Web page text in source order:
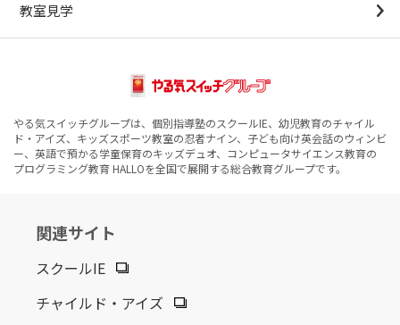
教室見学
やる気スイッチグループは、個別指導塾のスクールIE、幼児教育のチャイル
ド・アイズ、キッズスポーツ教室の忍者ナイン、子ども向け英会話のウィンビ
ー、英語で預かる学童保育のキッズデュオ、コンピュータサイエンス教育の
プログラミング教育 HALLOを全国で展開する総合教育グループです。
関連サイト
スクールIE
チャイルド・アイズ